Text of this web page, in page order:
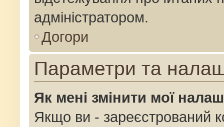
адміністратором.
Догори
Параметри та
Як мені змінити мої
Якщо ви - зареєстрований